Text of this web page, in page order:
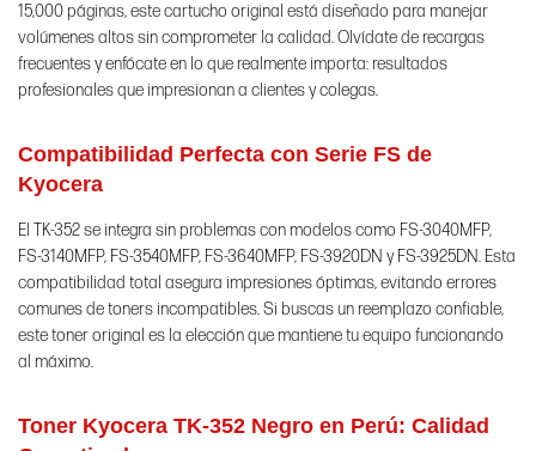
15,000 páginas, este cartucho original está diseñado para manejar
volúmenes altos sin comprometer la calidad. Olvídate de recargas
frecuentes y enfócate en lo que realmente importa: resultados
profesionales que impresionan a clientes y colegas.
Compatibilidad Perfecta con Serie FS de
Kyocera
El TK-352 se integra sin problemas con modelos como FS-3040MFP,
FS-3140MFP, FS-3540MFP, FS-3640MFP, FS-3920DN y FS-3925DN. Esta
compatibilidad total asegura impresiones óptimas, evitando errores
comunes de toners incompatibles. Si buscas un reemplazo confiable,
este toner original es la elección que mantiene tu equipo funcionando
al máximo.
Toner Kyocera TK-352 Negro en Perú: Calidad